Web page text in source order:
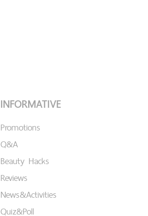
INFORMATIVE
Promotions
Q&A
Beauty Hacks
Reviews
News&Activities
Quiz&Poll